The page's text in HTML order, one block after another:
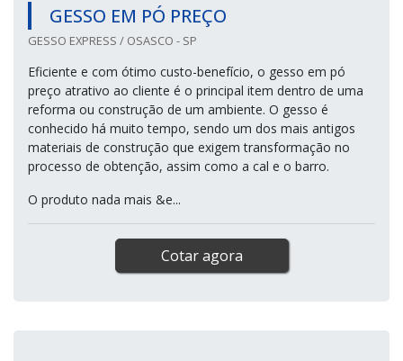
GESSO EM PÓ PREÇO
GESSO EXPRESS / OSASCO - SP
Eficiente e com ótimo custo-benefício, o gesso em pó
preço atrativo ao cliente é o principal item dentro de uma
reforma ou construção de um ambiente. O gesso é
conhecido há muito tempo, sendo um dos mais antigos
materiais de construção que exigem transformação no
processo de obtenção, assim como a cal e o barro.
O produto nada mais &e...
Cotar agora